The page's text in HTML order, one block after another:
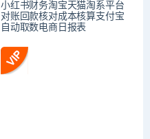
小红书财务淘宝天猫淘系平台
对账回款核对成本核算支付宝
自动取数电商日报表